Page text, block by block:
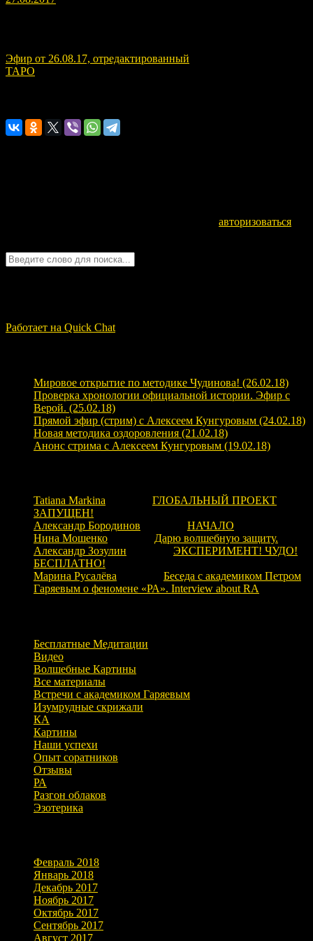
Эфир от 26.08.17, отредактированный
ТАРО
авторизоваться
Работает на Quick Chat
Мировое открытие по методике Чудинова! (26.02.18)
Проверка хронологии официальной истории. Эфир с
Верой. (25.02.18)
Прямой эфир (стрим) с Алексеем Кунгуровым (24.02.18)
Новая методика оздоровления (21.02.18)
Анонс стрима с Алексеем Кунгуровым (19.02.18)
Tatiana Markina
ГЛОБАЛЬНЫЙ ПРОЕКТ
ЗАПУЩЕН!
Александр Бородинов
НАЧАЛО
Нина Мошенко
Дарю волшебную защиту.
Александр Зозулин
ЭКСПЕРИМЕНТ! ЧУДО!
БЕСПЛАТНО!
Марина Русалёва
Беседа с академиком Петром
Гаряевым о феномене «РА». Interview about RA
Бесплатные Медитации
Видео
Волшебные Картины
Все материалы
Встречи с академиком Гаряевым
Изумрудные скрижали
КА
Картины
Наши успехи
Опыт соратников
Отзывы
РА
Разгон облаков
Эзотерика
Февраль 2018
Январь 2018
Декабрь 2017
Ноябрь 2017
Октябрь 2017
Сентябрь 2017
Август 2017